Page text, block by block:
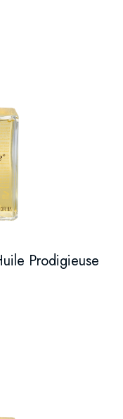
Prodigieuse